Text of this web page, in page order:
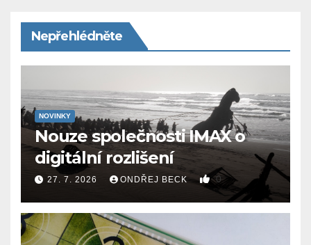
Nepřehlédněte
NOVINKY
Nouze společnosti IMAX o
digitální rozlišení
27. 7. 2026 ONDŘEJ BECK 0